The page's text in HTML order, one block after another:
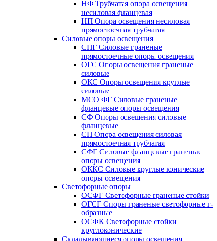
НФ Трубчатая опора освещения
несиловая фланцевая
НП Опора освещения несиловая
прямостоечная трубчатая
Силовые опоры освещения
СПГ Силовые граненые
прямостоечные опоры освещения
ОГС Опоры освещения граненые
силовые
ОКС Опоры освещения круглые
силовые
МСО ФГ Силовые граненые
фланцевые опоры освещения
СФ Опоры освещения силовые
фланцевые
СП Опора освещения силовая
прямостоечная трубчатая
СФГ Силовые фланцевые граненые
опоры освещения
ОККС Силовые круглые конические
опоры освещения
Светофорные опоры
ОСФГ Светофорные граненые стойки
ОГСГ Опоры граненые светофорные г-
образные
ОСФК Светофорные стойки
круглоконические
Складывающиеся опоры освещения